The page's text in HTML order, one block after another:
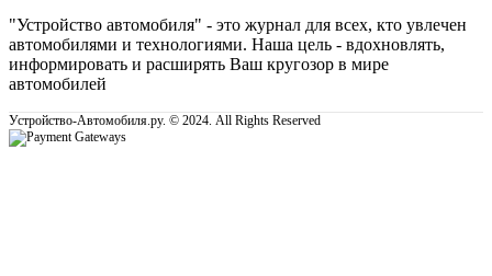
"Устройство автомобиля" - это журнал для всех, кто увлечен
автомобилями и технологиями. Наша цель - вдохновлять,
информировать и расширять Ваш кругозор в мире
автомобилей
Устройство-Автомобиля.ру. © 2024. All Rights Reserved